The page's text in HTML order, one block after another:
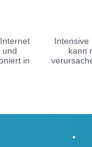
und
in
Intensive
kann